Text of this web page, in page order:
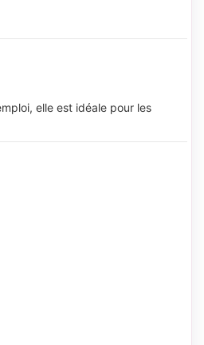
elle est idéale pour les